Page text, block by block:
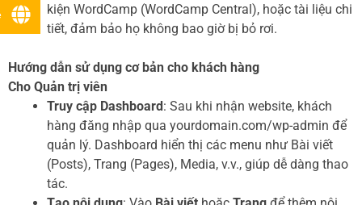
kiện WordCamp (WordCamp Central), hoặc tài liệu chi
tiết, đảm bảo họ không bao giờ bị bỏ rơi.
Hướng dẫn sử dụng cơ bản cho khách hàng
Cho Quản trị viên
Truy cập Dashboard: Sau khi nhận website, khách
hàng đăng nhập qua yourdomain.com/wp-admin để
quản lý. Dashboard hiển thị các menu như Bài viết
(Posts), Trang (Pages), Media, v.v., giúp dễ dàng thao
tác.